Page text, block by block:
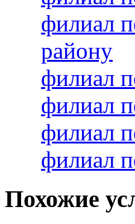
филиал
району
филиал
филиал
филиал
филиал
Похожие